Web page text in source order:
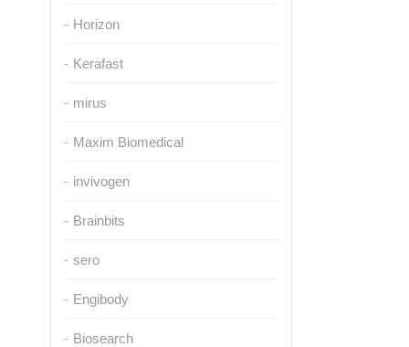
Horizon
Kerafast
mirus
Maxim Biomedical
invivogen
Brainbits
sero
Engibody
Biosearch